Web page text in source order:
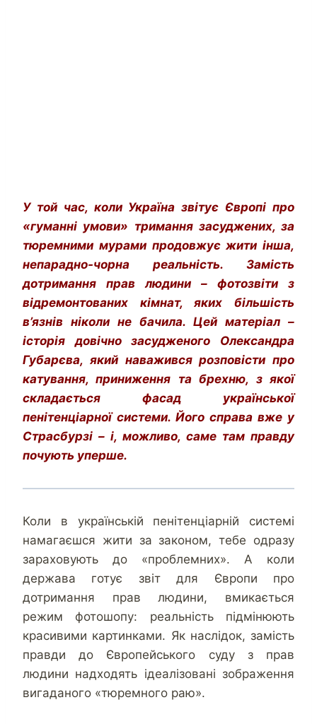
У той час, коли Україна звітує Європі про
«гуманні умови» тримання засуджених, за
тюремними мурами продовжує жити інша,
непарадно-чорна реальність. Замість
дотримання прав людини – фотозвіти з
відремонтованих кімнат, яких більшість
в’язнів ніколи не бачила. Цей матеріал –
історія довічно засудженого Олександра
Губарєва, який наважився розповісти про
катування, приниження та брехню, з якої
складається фасад української
пенітенціарної системи. Його справа вже у
Страсбурзі – і, можливо, саме там правду
почують уперше.
Коли в українській пенітенціарній системі
намагаєшся жити за законом, тебе одразу
зараховують до «проблемних». А коли
держава готує звіт для Європи про
дотримання прав людини, вмикається
режим фотошопу: реальність підмінюють
красивими картинками. Як наслідок, замість
правди до Європейського суду з прав
людини надходять ідеалізовані зображення
вигаданого «тюремного раю».